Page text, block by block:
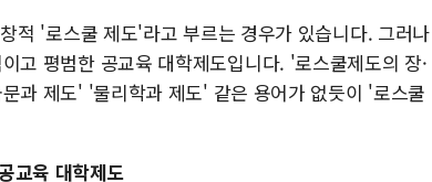
적 '로스쿨 제도'라고 부르는 경우가 있습니다. 그러나
고 평범한 공교육 대학제도입니다. '로스쿨제도의 장·
과 제도' '물리학과 제도' 같은 용어가 없듯이 '로스쿨
교육 대학제도